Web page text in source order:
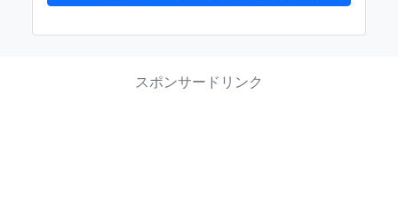
スポンサードリンク